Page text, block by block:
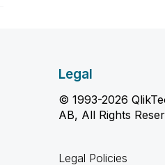
Legal
© 1993-2026
AB, All Rights
Legal Policies